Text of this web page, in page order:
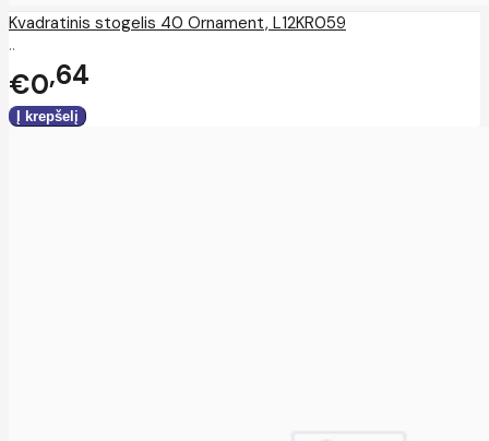
Kvadratinis stogelis 40 Ornament, L12KR059
..
€0 64